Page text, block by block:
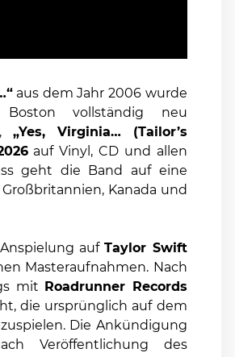
aus dem Jahr 2006 wurde
vollständig neu
„Yes, Virginia… (Tailor’s
auf Vinyl, CD und allen
geht die Band auf eine
Kanada und
aufTaylor Swift
Masteraufnahmen. Nach
mit
Roadrunner Records
die ursprünglich auf dem
Die Ankündigung
Veröffentlichung des